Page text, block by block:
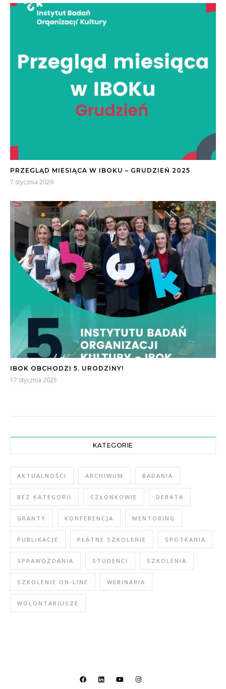
PRZEGLĄD MIESIĄCA W IBOKU – GRUDZIEŃ 2025
7 stycznia 2026
IBOK OBCHODZI 5. URODZINY!
17 stycznia 2025
KATEGORIE
AKTUALNOŚCI ARCHIWUM BADANIA
BEZ KATEGORII CZŁONKOWIE DEBATA
GRANTY KONFERENCJA MENTORING
PUBLIKACJE PŁATNE SZKOLENIE SPOTKANIA
SPRAWOZDANIA STUDENCI SZKOLENIA
SZKOLENIE ON-LINE WEBINARIA
WOLONTARIUSZE